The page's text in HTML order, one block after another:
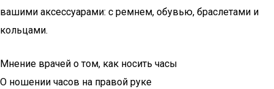
вашими аксессуарами: с ремнем, обувью, браслетами и
кольцами.
Мнение врачей о том, как носить часы
О ношении часов на правой руке